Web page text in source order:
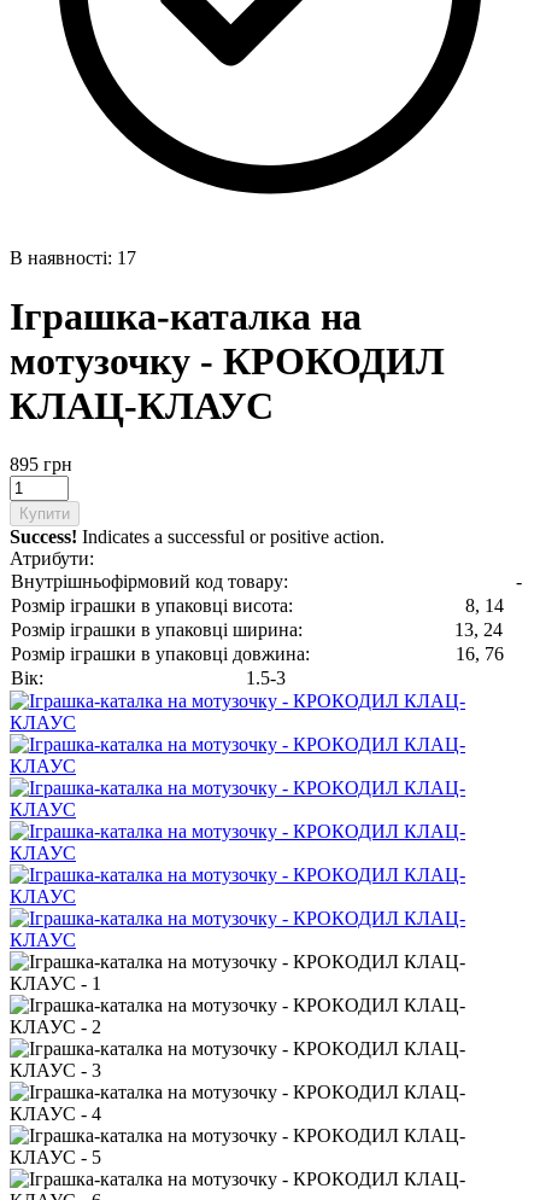
В наявності: 17
Іграшка-каталка на
мотузочку - КРОКОДИЛ
КЛАЦ-КЛАУС
895 грн
Купити
Success! Indicates a successful or positive action.
Атрибути:
Внутрішньофірмовий код товару:
-
Розмір іграшки в упаковці висота:
8, 14
Розмір іграшки в упаковці ширина:
13, 24
Розмір іграшки в упаковці довжина:
16, 76
Вік:
1.5-3